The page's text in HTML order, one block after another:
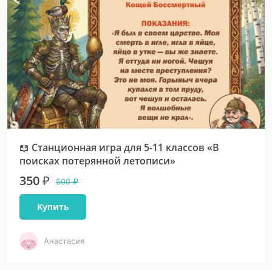
📖 Станционная игра для 5-11 классов «В
поисках потерянной летописи»
350 ₽ 500 ₽
Купить
Анастасия